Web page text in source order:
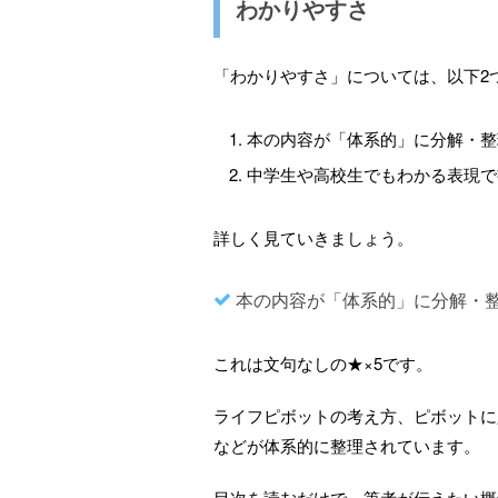
わかりやすさ
「わかりやすさ」については、以下
本の内容が「体系的」に分解・
中学生や高校生でもわかる表現
詳しく見ていきましょう。
本の内容が「体系的」に分解・
これは文句なしの★×5です。
ライフピボットの考え方、ピボット
などが体系的に整理されています。